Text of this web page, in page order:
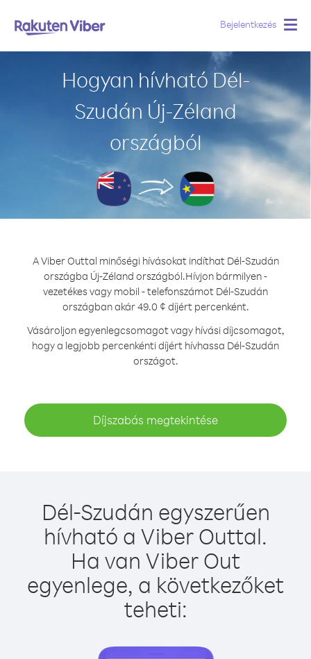
Bejelentkezés
Hogyan hívható Dél-
Szudán Új-Zéland
országból
A Viber Outtal minőségi hívásokat indíthat Dél-Szudán
országba Új-Zéland országból.Hívjon bármilyen -
vezetékes vagy mobil - telefonszámot Dél-Szudán
országban akár 49.0 ¢ díjért percenként.
Vásároljon egyenlegcsomagot vagy hívási díjcsomagot,
hogy a legjobb percenkénti díjért hívhassa Dél-Szudán
országot.
Díjszabás megtekintése
Dél-Szudán egyszerűen
hívható a Viber Outtal.
Ha van Viber Out
egyenlege, a következőket
teheti: